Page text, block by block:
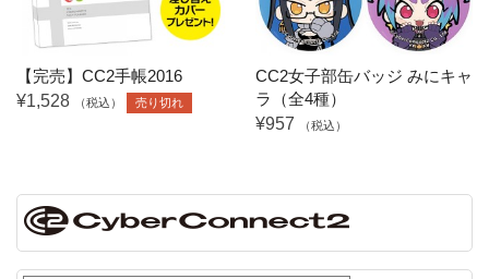
【完売】CC2手帳2016
¥1,528
（税込） 売り切れ
CC2女子部缶バッジ みにキャ
ラ（全4種）
¥957
（税込）